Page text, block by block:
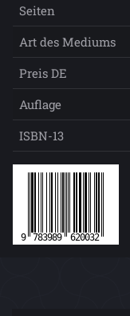
Seiten
Art des Mediums
Preis DE
Auflage
ISBN-13